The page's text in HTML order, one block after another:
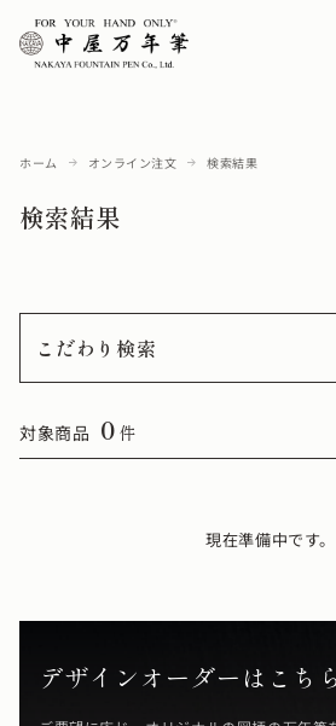
ホーム オンライン注文 検索結果
検索結果
こだわり検索
対象商品 0 件
現在準備中です。
デザインオーダーはこちら